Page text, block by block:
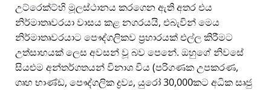
උට්රෙක්ට්හි මූලස්ථානය කරගෙන ඇති අතර එය
නිර්මාතෘවරයා වාසය කළ නගරයයි, එබැවින් මෙය
නිර්මාතෘවරයාට පෞද්ගලිකව ප්‍රහාරයක් එල්ල කිරීමට
උත්සාහයක් ලෙස අවසන් වූ බව පෙනේ. ඔහුගේ නිවසේ
සියළුම අන්තර්ගතයන් විනාශ විය (පරිගණක උපකරණ,
ගෘහ භාණ්ඩ, පෞද්ගලික ද්‍රව්‍ය, යුරෝ 30,000කට අධික සෘජු